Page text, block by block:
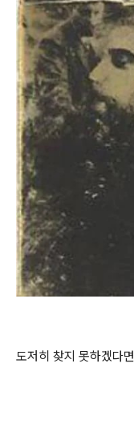
도저히 찾지 못하겠다면